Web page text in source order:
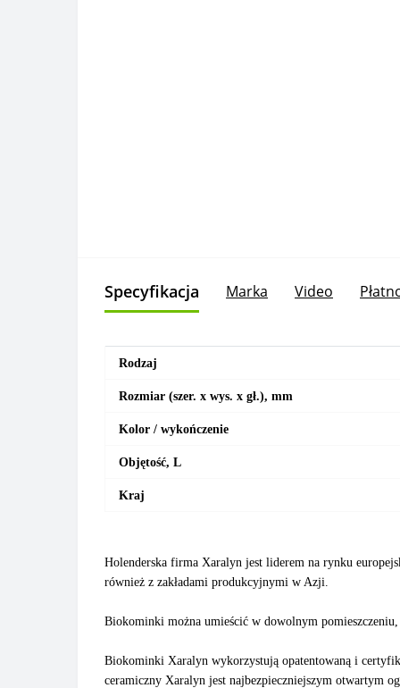
Specyfikacja Marka Video
Rodzaj
Rozmiar (szer. x wys. x gł.), mm
Kolor / wykończenie
Objętość, L
Kraj
Holenderska firma Xaralyn jest liderem na rynku
również z zakładami produkcyjnymi w Azji.
Biokominki można umieścić w dowolnym
Biokominki Xaralyn wykorzystują opatentowaną i
ceramiczny Xaralyn jest najbezpieczniejszym otwartym